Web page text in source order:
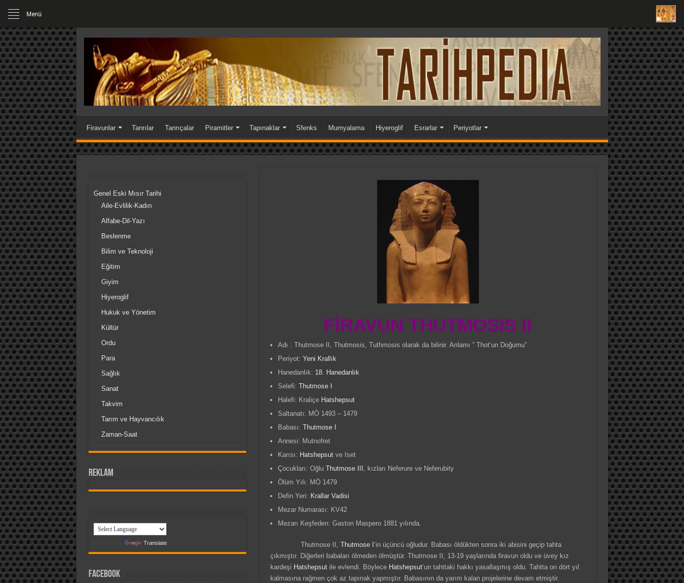
Firavunlar Tanrılar Tanrıçalar Piramitler Tapınaklar Sfenks Mumyalama Hiyeroglif Esrarlar Periyotlar
FİRAVUN THUTMOSIS II
Adı : Thutmose II, Thutmosis, Tuthmosis olarak da bilinir. Anlamı ” Thot’un Doğumu”
Periyot: Yeni Krallık
Hanedanlık: 18. Hanedanlık
Selefi: Thutmose I
Halefi: Kraliçe Hatshepsut
Saltanatı: MÖ 1493 – 1479
Babası: Thutmose I
Annesi: Mutnofret
Karısı: Hatshepsutve Iset
Çocukları: Oğlu Thutmose III , kızları Neferure ve Neferubity
Ölüm Yılı: MÖ 1479
Defin Yeri: Krallar Vadisi
Mezar Numarası: KV42
Mezarı Keşfeden: Gaston Maspero 1881 yılında.
Thutmose II, Thutmose I‘in üçüncü oğludur. Babası öldükten sonra iki abisini geçip tahta
çıkmıştır. Diğerleri babaları ölmeden ölmüştür. Thutmose II, 13-19 yaşlarında firavun oldu ve üvey kız
kardeşi Hatshepsutile evlendi. Böylece Hatshepsut‘un tahttaki hakkı yasallaşmış oldu. Tahtta on dört yıl
kalmasına rağmen çok az tapınak yapmıştır. Babasının da yarım kalan projelerine devam etmiştir.
Genel Eski Mısır Tarihi
Aile-Evlilik-Kadın
Alfabe-Dil-Yazı
Beslenme
Bilim ve Teknoloji
Eğitim
Giyim
Hiyeroglif
Hukuk ve Yönetim
Kültür
Ordu
Para
Sağlık
Sanat
Takvim
Tarım ve Hayvancılık
Zaman-Saat
reklam
Translate
Facebook
Menü